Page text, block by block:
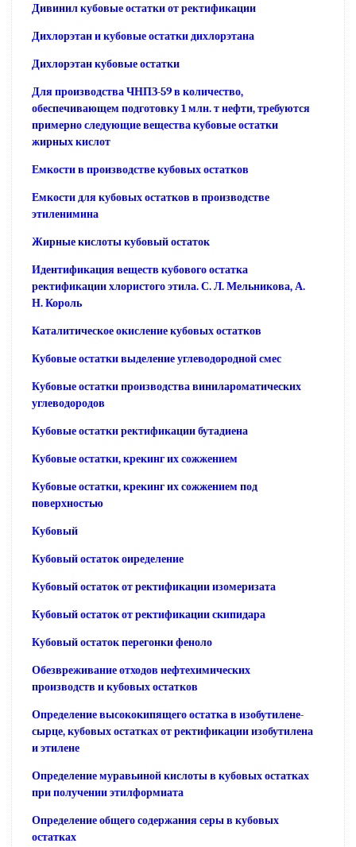
Дивинил кубовые остатки от ректификации
Дихлорэтан и кубовые остатки дихлорэтана
Дихлорэтан кубовые остатки
Для производства ЧНПЗ-59 в количество,
обеспечивающем подготовку 1 млн. т нефти, требуются
примерно следующие вещества кубовые остатки
жирных кислот
Емкости в производстве кубовых остатков
Емкости для кубовых остатков в производстве
этиленимина
Жирные кислоты кубовый остаток
Идентификация веществ кубового остатка
ректификации хлористого этила. С. Л. Мельникова, А.
Н. Король
Каталитическое окисление кубовых остатков
Кубовые остатки выделение углеводородной смес
Кубовые остатки производства винилароматических
углеводородов
Кубовые остатки ректификации бутадиена
Кубовые остатки, крекинг их сожжением
Кубовые остатки, крекинг их сожжением под
поверхностью
Кубовый
Кубовый остаток оиределение
Кубовый остаток от ректификации изомеризата
Кубовый остаток от ректификации скипидара
Кубовый остаток перегонки феноло
Обезвреживание отходов нефтехимических
производств и кубовых остатков
Определение высококипящего остатка в изобутилене-
сырце, кубовых остатках от ректификации изобутилена
и этилене
Определение муравьиной кислоты в кубовых остатках
при получении этилформиата
Определение общего содержания серы в кубовых
остатках